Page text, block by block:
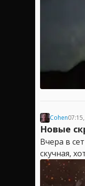
Cohen
Новые
Вчера в
скучная,